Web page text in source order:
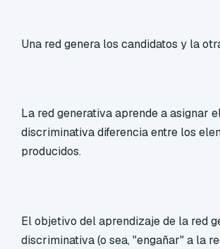
Una red genera los candidatos y la
La red generativa aprende a asignar
discriminativa diferencia entre los
producidos.
El objetivo del aprendizaje de la red
discriminativa (o sea, "engañar" a la